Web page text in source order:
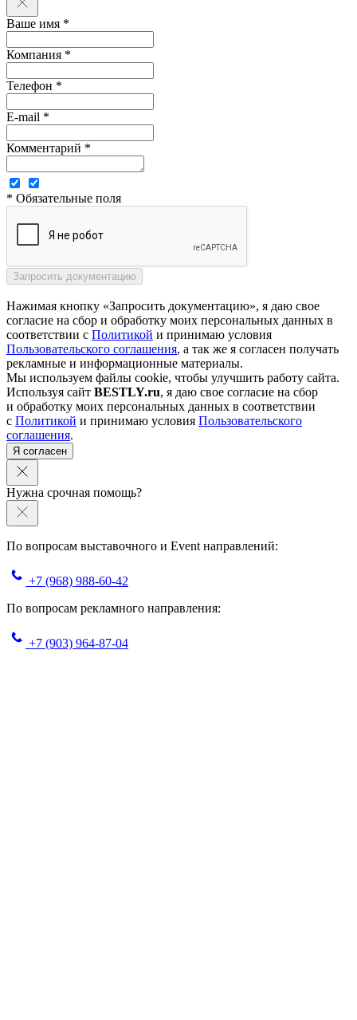
Ваше имя *
Компания *
Телефон *
E-mail *
Комментарий *
* Обязательные поля
Нажимая кнопку «Запросить документацию», я даю свое
согласие на сбор и обработку моих персональных данных в
соответствии с Политикой и принимаю условия
Пользовательского соглашения, а так же я согласен получать
рекламные и информационные материалы.
Мы используем файлы cookie, чтобы улучшить работу сайта.
Используя сайт BESTLY.ru, я даю свое согласие на сбор
и обработку моих персональных данных в соответствии
с Политикой и принимаю условия Пользовательского
соглашения.
Я согласен
Нужна срочная помощь?
По вопросам выставочного и Event направлений:
+7 (968) 988-60-42
По вопросам рекламного направления:
+7 (903) 964-87-04